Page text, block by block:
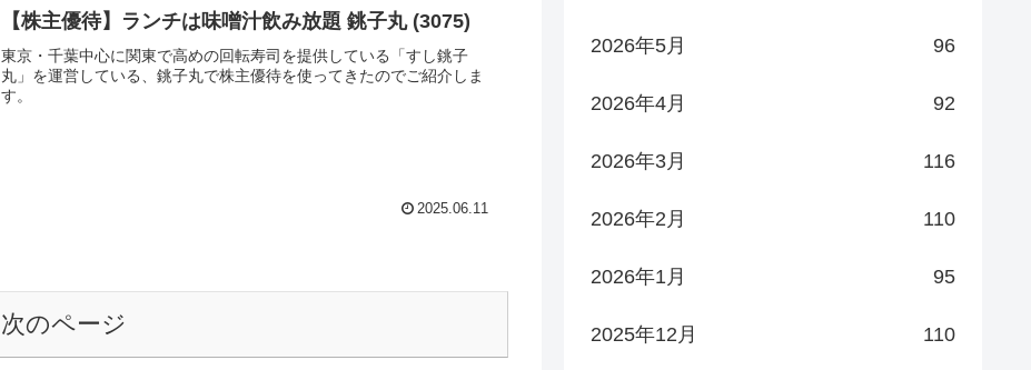
【株主優待】ランチは味噌汁飲み放題 銚子丸 (3075)
東京・千葉中心に関東で高めの回転寿司を提供している「すし銚子
丸」を運営している、銚子丸で株主優待を使ってきたのでご紹介しま
す。
2025.06.11
次のページ
2026年5月 96
2026年4月 92
2026年3月 116
2026年2月 110
2026年1月 95
2025年12月 110